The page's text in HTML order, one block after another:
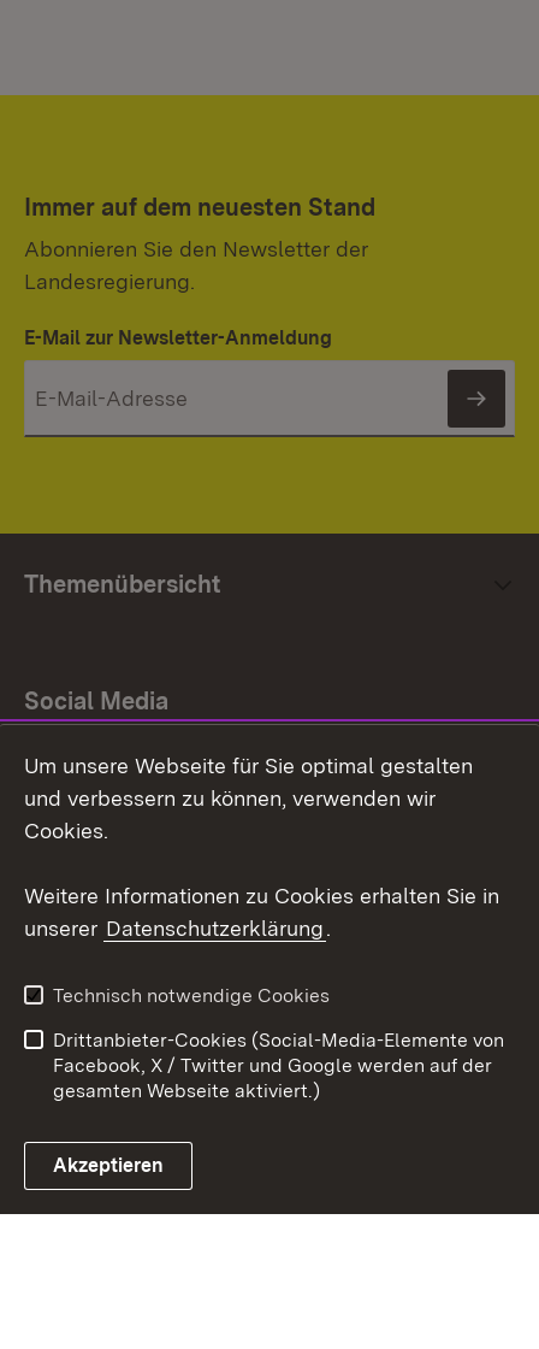
Immer auf dem neuesten Stand
Abonnieren Sie den Newsletter der
Landesregierung.
E-Mail zur Newsletter-Anmeldung
Themenübersicht
Social Media
Facebook
Link zum Landesportal
Barrierefreiheit
Kontakt
Cookies
Um unsere Webseite für Sie optimal gestalten
und verbessern zu können, verwenden wir
Cookies.
Weitere Informationen zu Cookies erhalten Sie in
unserer Datenschutzerklärung.
Technisch notwendige Cookies
Drittanbieter-Cookies (Social-Media-Elemente von
Facebook, X / Twitter und Google werden auf der
gesamten Webseite aktiviert.)
Akzeptieren